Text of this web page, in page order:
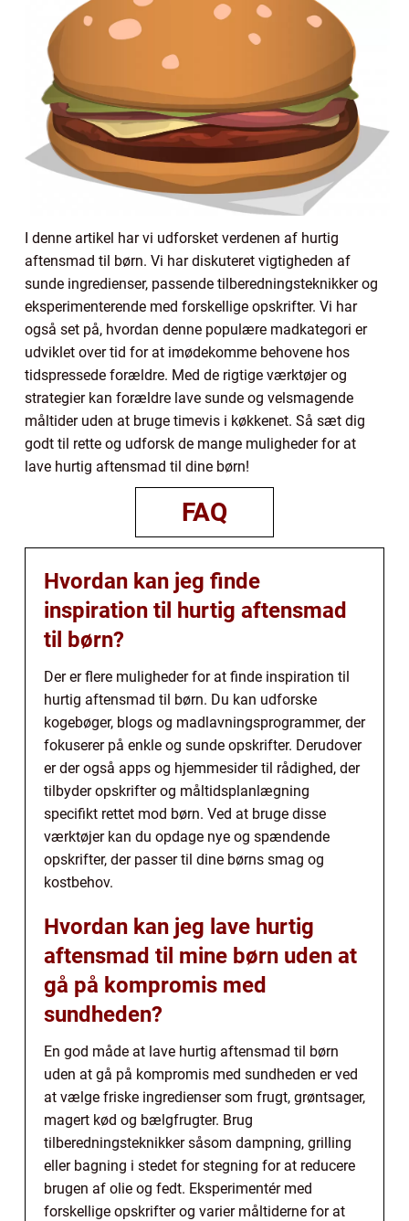
I denne artikel har vi udforsket verdenen af hurtig
aftensmad til børn. Vi har diskuteret vigtigheden af
sunde ingredienser, passende tilberedningsteknikker og
eksperimenterende med forskellige opskrifter. Vi har
også set på, hvordan denne populære madkategori er
udviklet over tid for at imødekomme behovene hos
tidspressede forældre. Med de rigtige værktøjer og
strategier kan forældre lave sunde og velsmagende
måltider uden at bruge timevis i køkkenet. Så sæt dig
godt til rette og udforsk de mange muligheder for at
lave hurtig aftensmad til dine børn!
FAQ
Hvordan kan jeg finde
inspiration til hurtig aftensmad
til børn?
Der er flere muligheder for at finde inspiration til
hurtig aftensmad til børn. Du kan udforske
kogebøger, blogs og madlavningsprogrammer, der
fokuserer på enkle og sunde opskrifter. Derudover
er der også apps og hjemmesider til rådighed, der
tilbyder opskrifter og måltidsplanlægning
specifikt rettet mod børn. Ved at bruge disse
værktøjer kan du opdage nye og spændende
opskrifter, der passer til dine børns smag og
kostbehov.
Hvordan kan jeg lave hurtig
aftensmad til mine børn uden at
gå på kompromis med
sundheden?
En god måde at lave hurtig aftensmad til børn
uden at gå på kompromis med sundheden er ved
at vælge friske ingredienser som frugt, grøntsager,
magert kød og bælgfrugter. Brug
tilberedningsteknikker såsom dampning, grilling
eller bagning i stedet for stegning for at reducere
brugen af olie og fedt. Eksperimentér med
forskellige opskrifter og varier måltiderne for at